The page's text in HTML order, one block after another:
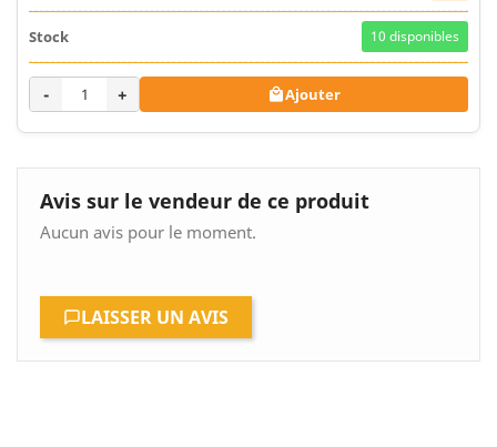
10 disponibles
- + Ajouter
Avis sur le vendeur de ce produit
Aucun avis pour le moment.
LAISSER UN AVIS